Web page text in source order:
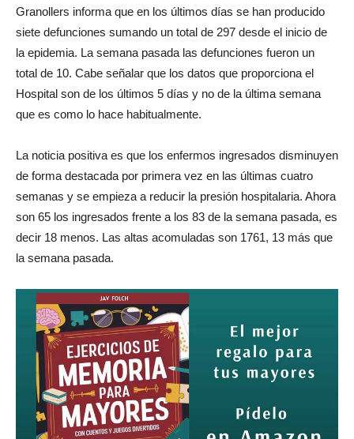
Granollers informa que en los últimos días se han producido
siete defunciones sumando un total de 297 desde el inicio de
la epidemia. La semana pasada las defunciones fueron un
total de 10. Cabe señalar que los datos que proporciona el
Hospital son de los últimos 5 días y no de la última semana
que es como lo hace habitualmente.
La noticia positiva es que los enfermos ingresados disminuyen
de forma destacada por primera vez en las últimas cuatro
semanas y se empieza a reducir la presión hospitalaria. Ahora
son 65 los ingresados frente a los 83 de la semana pasada, es
decir 18 menos. Las altas acomuladas son 1761, 13 más que
la semana pasada.